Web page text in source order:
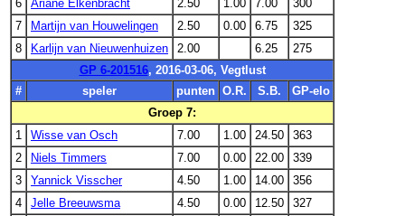
6
Ariane Elkenbracht 2.50 1.00 7.00
300
7
Martijn van Houwelingen 2.50 0.00 6.75
325
8
Karlijn van Nieuwenhuizen 2.00 6.25
275
GP 6-201516, 2016-03-06, Vegtlust
#
speler punten O.R. S.B.
GP-elo
Groep 7:
1
Wisse van Osch 7.00 1.00 24.50
363
2
Niels Timmers 7.00 0.00 22.00
339
3
Yannick Visscher 4.50 1.00 14.00
356
4
Jelle Breeuwsma 4.50 0.00 12.50
327